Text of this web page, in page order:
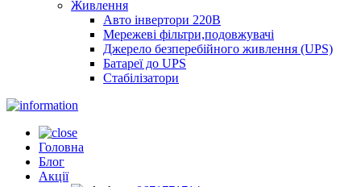
Живлення
Авто інвертори 220В
Мережеві фільтри,подовжувачі
Джерело безперебійного живлення (UPS)
Батареї до UPS
Стабілізатори
Головна
Блог
Акції